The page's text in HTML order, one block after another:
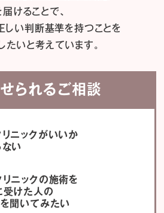
届けることで、
しい判断基準を持つことを
たいと考えています。
られるご相談
リニックがいいか
ない
ニックの施術を
受けた人の
を聞いてみたい